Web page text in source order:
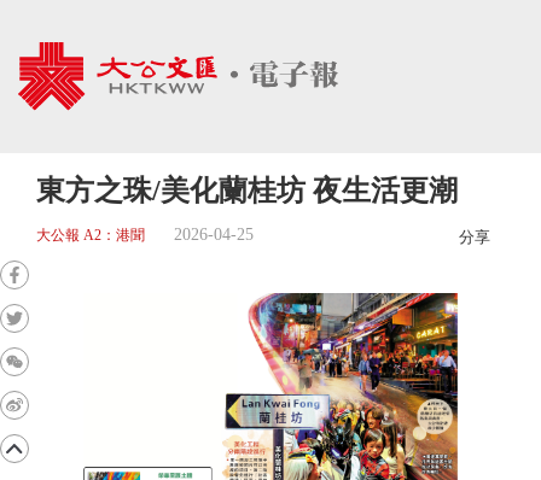
東方之珠/美化蘭桂坊 夜生活更潮
大公報 A2：港聞 2026-04-25 分享